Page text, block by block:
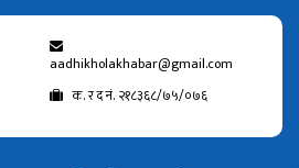
aadhikholakhabar@gmail.com
क. र द नं. २१८३६८/७५/०७६